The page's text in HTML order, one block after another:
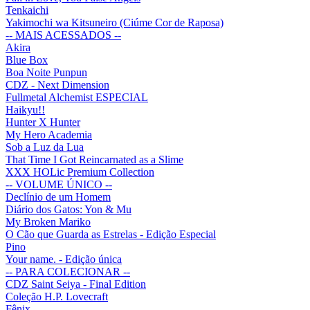
Tenkaichi
Yakimochi wa Kitsuneiro (Ciúme Cor de Raposa)
-- MAIS ACESSADOS --
Akira
Blue Box
Boa Noite Punpun
CDZ - Next Dimension
Fullmetal Alchemist ESPECIAL
Haikyu!!
Hunter X Hunter
My Hero Academia
Sob a Luz da Lua
That Time I Got Reincarnated as a Slime
XXX HOLic Premium Collection
-- VOLUME ÚNICO --
Declínio de um Homem
Diário dos Gatos: Yon & Mu
My Broken Mariko
O Cão que Guarda as Estrelas - Edição Especial
Pino
Your name. - Edição única
-- PARA COLECIONAR --
CDZ Saint Seiya - Final Edition
Coleção H.P. Lovecraft